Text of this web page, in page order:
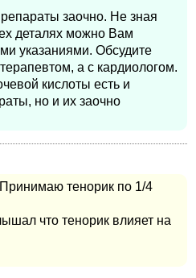
заочно. Не зная
деталях можно Вам
указаниями. Обсудите
а с кардиологом.
кислоты есть и
но и их заочно
тенорик по 1/4
что тенорик влияет на